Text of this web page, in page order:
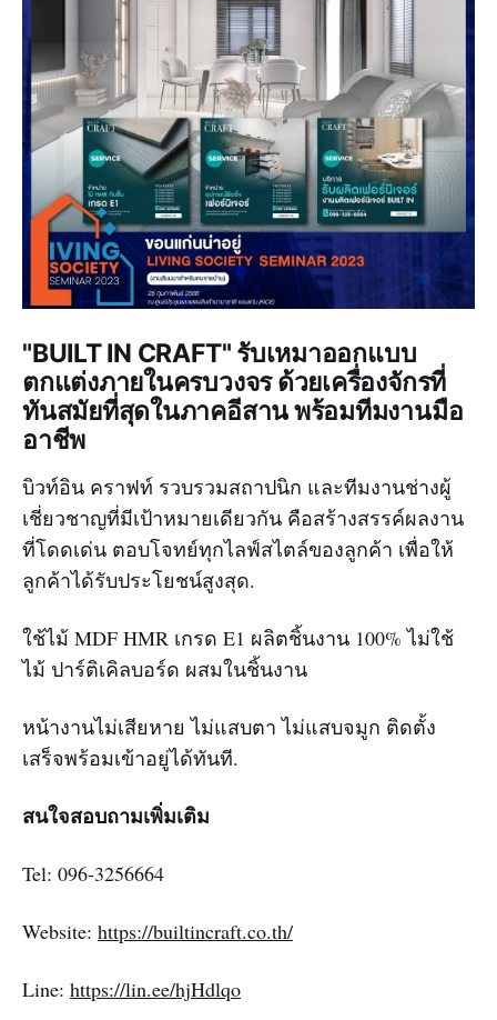
"BUILT IN CRAFT" รับเหมาออกแบบ
ตกแต่งภายในครบวงจร ด้วยเครื่องจักรที่
ทันสมัยที่สุดในภาคอีสาน พร้อมทีมงานมือ
อาชีพ
บิวท์อิน คราฟท์ รวบรวมสถาปนิก และทีมงานช่างผู้
เชี่ยวชาญที่มีเป้าหมายเดียวกัน คือสร้างสรรค์ผลงาน
ที่โดดเด่น ตอบโจทย์ทุกไลฟ์สไตล์ของลูกค้า เพื่อให้
ลูกค้าได้รับประโยชน์สูงสุด.
ใช้ไม้ MDF HMR เกรด E1 ผลิตชิ้นงาน 100% ไม่ใช้
ไม้ ปาร์ติเคิลบอร์ด ผสมในชิ้นงาน
หน้างานไม่เสียหาย ไม่แสบตา ไม่แสบจมูก ติดตั้ง
เสร็จพร้อมเข้าอยู่ได้ทันที.
สนใจสอบถามเพิ่มเติม
Tel: 096-3256664
Website: https://builtincraft.co.th/
Line: https://lin.ee/hjHdlqo